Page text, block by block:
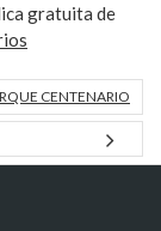
gratuita de
CENTENARIO